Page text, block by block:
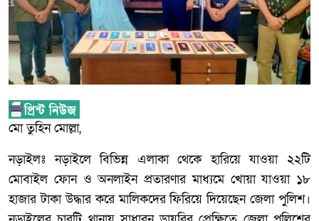
মো তুহিন মোল্লা,
নড়াইলঃ নড়াইলে বিভিন্ন এলাকা থেকে হারিয়ে যাওয়া ২২টি
মোবাইল ফোন ও অনলাইন প্রতারণার মাধ্যমে খোয়া যাওয়া ১৮
হাজার টাকা উদ্ধার করে মালিকদের ফিরিয়ে দিয়েছেন জেলা পুলিশ।